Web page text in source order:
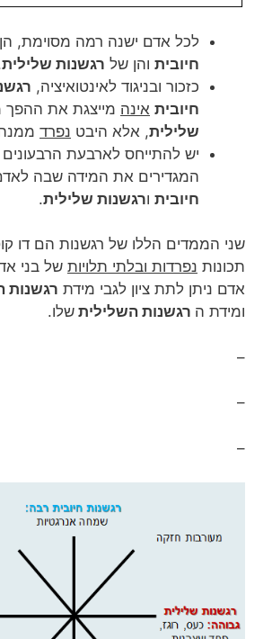
לכל אדם ישנה רמה מסוימת,
חיובית והן של רגשנות שלילית
כזכור ובניגוד לאינטואיציה,
חיובית אינה מייצגת את ההפך
שלילית, אלא היבט נפרד
יש להתייחס לארבעת הרבעונים
המגדירים את המידה שבה
חיובית ורגשנות שלילית.
שני הממדים הללו של רגשנות הם דו
תכונות נפרדות ובלתי תלויות של בני
אדם ניתן לתת ציון לגבי מידת רגשנות
ומידת ה רגשנות השלילית שלו.
–
–
–